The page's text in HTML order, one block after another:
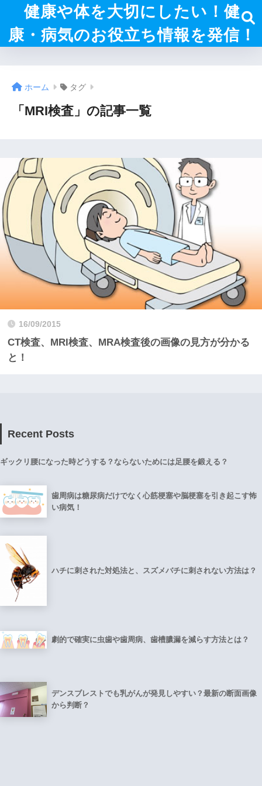
健康や体を大切にしたい！健
康・病気のお役立ち情報を発信！
ホーム タグ
「MRI検査」の記事一覧
16/09/2015
CT検査、MRI検査、MRA検査後の画像の見方が分かる
と！
Recent Posts
ギックリ腰になった時どうする？ならないためには足腰を鍛える？
歯周病は糖尿病だけでなく心筋梗塞や脳梗塞を引き起こす怖
い病気！
ハチに刺された対処法と、スズメバチに刺されない方法は？
劇的で確実に虫歯や歯周病、歯槽膿漏を減らす方法とは？
デンスブレストでも乳がんが発見しやすい？最新の断面画像
から判断？